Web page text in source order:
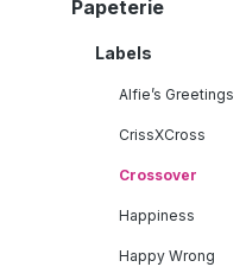
Papeterie
Labels
Alfie’s Greetings
CrissXCross
Crossover
Happiness
Happy Wrong